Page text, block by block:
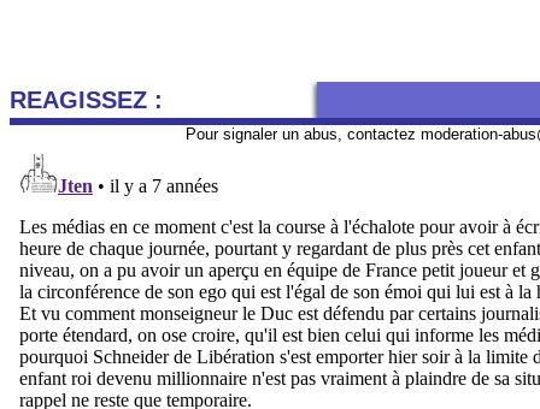
REAGISSEZ :
Pour signaler un abus, contactez moderation-